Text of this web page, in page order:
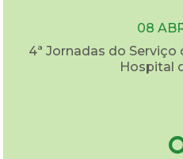
08
4ª Jornadas do
Hospital